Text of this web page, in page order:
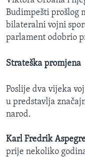
Budimpešti prošlog
bilateralni vojni
parlament odobrio
Strateška promjena
Poslije dva vijeka
u predstavlja
narod.
Karl Fredrik
prije nekoliko